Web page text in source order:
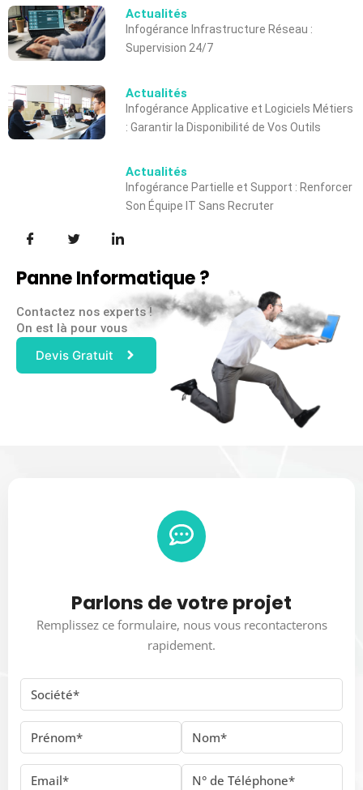
Actualités
Infogérance Infrastructure Réseau :
Supervision 24/7
Actualités
Infogérance Applicative et Logiciels Métiers
: Garantir la Disponibilité de Vos Outils
Actualités
Infogérance Partielle et Support : Renforcer
Son Équipe IT Sans Recruter
Panne Informatique ?
Contactez nos experts !
On est là pour vous
Devis Gratuit
Parlons de votre projet
Remplissez ce formulaire, nous vous recontacterons
rapidement.